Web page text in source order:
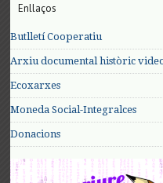
Enllaços
Butlletí Cooperatiu
Arxiu documental històric
Ecoxarxes
Moneda Social-Integralces
Donacions